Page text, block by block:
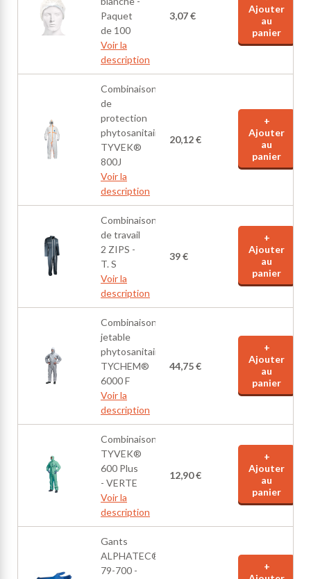
Paquet
de 100
Voir la
description
3,07 €
Ajouter
au
panier
Combinaison
de
protection
phytosanitaire
TYVEK®
800J
Voir la
description
20,12 €
+
Ajouter
au
panier
Combinaison
de travail
2 ZIPS -
T. S
Voir la
description
39 €
+
Ajouter
au
panier
Combinaison
jetable
phytosanitaire
TYCHEM®
6000 F
Voir la
description
44,75 €
+
Ajouter
au
panier
Combinaison
TYVEK®
600 Plus
- VERTE
Voir la
description
12,90 €
+
Ajouter
au
panier
Gants
ALPHATEC®
79-700 -
+